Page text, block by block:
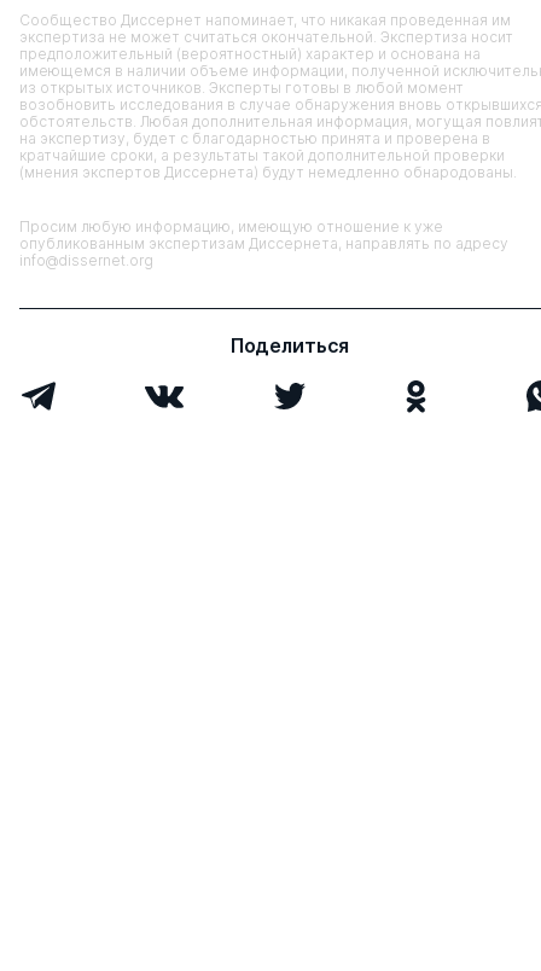
Сообщество Диссернет напоминает, что никакая проведенная им
экспертиза не может считаться окончательной. Экспертиза носит
предположительный (вероятностный) характер и основана на
имеющемся в наличии объеме информации, полученной
из открытых источников. Эксперты готовы в любой момент
возобновить исследования в случае обнаружения вновь
обстоятельств. Любая дополнительная информация, могущая
на экспертизу, будет с благодарностью принята и проверена в
кратчайшие сроки, а результаты такой дополнительной проверки
(мнения экспертов Диссернета) будут немедленно обнародованы.
Просим любую информацию, имеющую отношение к уже
опубликованным экспертизам Диссернета, направлять по адресу
info@dissernet.org
Поделиться